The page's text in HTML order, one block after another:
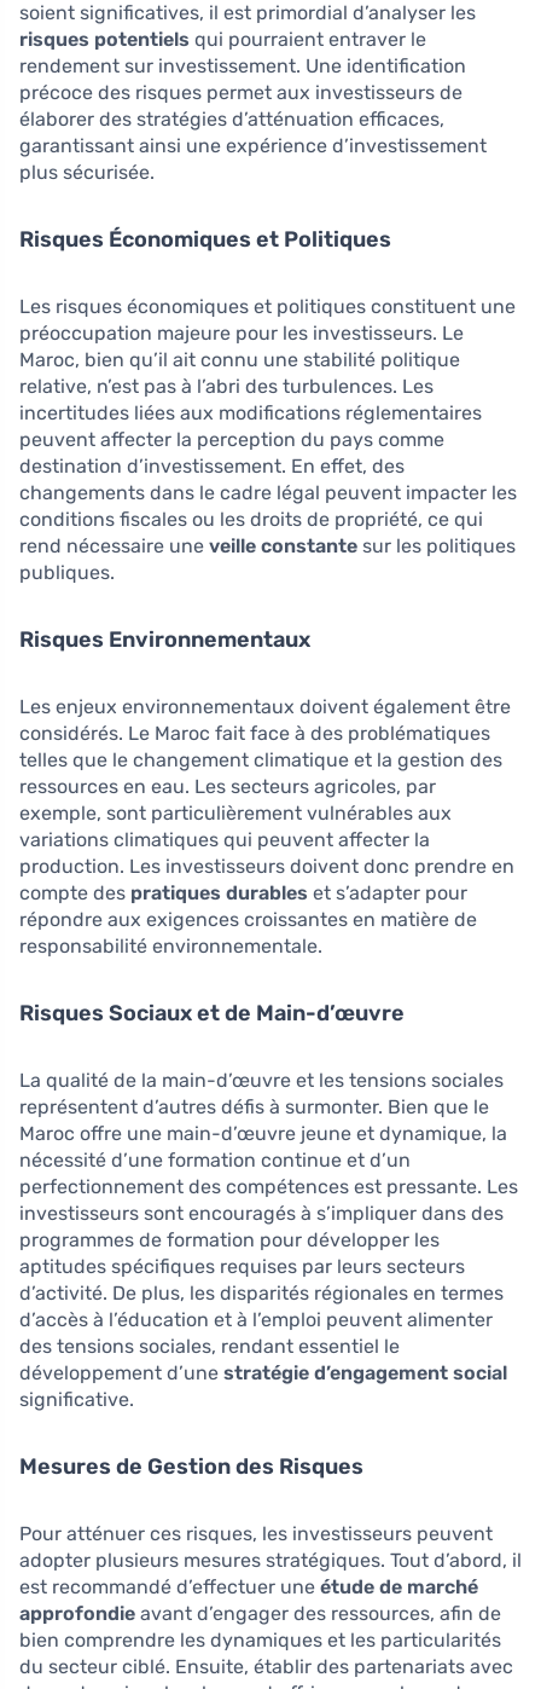
soient significatives, il est primordial d’analyser les
risques potentiels qui pourraient entraver le
rendement sur investissement. Une identification
précoce des risques permet aux investisseurs de
élaborer des stratégies d’atténuation efficaces,
garantissant ainsi une expérience d’investissement
plus sécurisée.
Risques Économiques et Politiques
Les risques économiques et politiques constituent une
préoccupation majeure pour les investisseurs. Le
Maroc, bien qu’il ait connu une stabilité politique
relative, n’est pas à l’abri des turbulences. Les
incertitudes liées aux modifications réglementaires
peuvent affecter la perception du pays comme
destination d’investissement. En effet, des
changements dans le cadre légal peuvent impacter les
conditions fiscales ou les droits de propriété, ce qui
rend nécessaire une veille constante sur les politiques
publiques.
Risques Environnementaux
Les enjeux environnementaux doivent également être
considérés. Le Maroc fait face à des problématiques
telles que le changement climatique et la gestion des
ressources en eau. Les secteurs agricoles, par
exemple, sont particulièrement vulnérables aux
variations climatiques qui peuvent affecter la
production. Les investisseurs doivent donc prendre en
compte des pratiques durables et s’adapter pour
répondre aux exigences croissantes en matière de
responsabilité environnementale.
Risques Sociaux et de Main-d’œuvre
La qualité de la main-d’œuvre et les tensions sociales
représentent d’autres défis à surmonter. Bien que le
Maroc offre une main-d’œuvre jeune et dynamique, la
nécessité d’une formation continue et d’un
perfectionnement des compétences est pressante. Les
investisseurs sont encouragés à s’impliquer dans des
programmes de formation pour développer les
aptitudes spécifiques requises par leurs secteurs
d’activité. De plus, les disparités régionales en termes
d’accès à l’éducation et à l’emploi peuvent alimenter
des tensions sociales, rendant essentiel le
développement d’une stratégie d’engagement social
significative.
Mesures de Gestion des Risques
Pour atténuer ces risques, les investisseurs peuvent
adopter plusieurs mesures stratégiques. Tout d’abord, il
est recommandé d’effectuer une étude de marché
approfondie avant d’engager des ressources, afin de
bien comprendre les dynamiques et les particularités
du secteur ciblé. Ensuite, établir des partenariats avec